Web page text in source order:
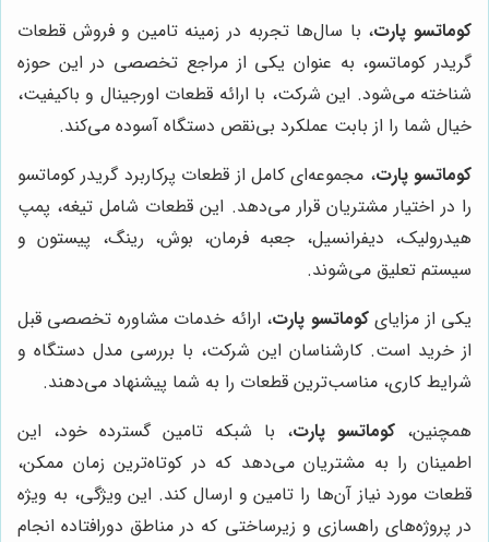
کوماتسو پارت، با سال‌ها تجربه در زمینه تامین و فروش قطعات
گریدر کوماتسو، به عنوان یکی از مراجع تخصصی در این حوزه
شناخته می‌شود. این شرکت، با ارائه قطعات اورجینال و باکیفیت،
خیال شما را از بابت عملکرد بی‌نقص دستگاه آسوده می‌کند.
کوماتسو پارت، مجموعه‌ای کامل از قطعات پرکاربرد گریدر کوماتسو
را در اختیار مشتریان قرار می‌دهد. این قطعات شامل تیغه، پمپ
هیدرولیک، دیفرانسیل، جعبه فرمان، بوش، رینگ، پیستون و
سیستم تعلیق می‌شوند.
یکی از مزایایکوماتسو پارت، ارائه خدمات مشاوره تخصصی قبل
از خرید است. کارشناسان این شرکت، با بررسی مدل دستگاه و
شرایط کاری، مناسب‌ترین قطعات را به شما پیشنهاد می‌دهند.
همچنین، کوماتسو پارت، با شبکه تامین گسترده خود، این
اطمینان را به مشتریان می‌دهد که در کوتاه‌ترین زمان ممکن،
قطعات مورد نیاز آن‌ها را تامین و ارسال کند. این ویژگی، به ویژه
در پروژه‌های راهسازی و زیرساختی که در مناطق دورافتاده انجام